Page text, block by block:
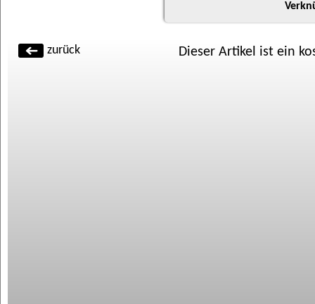
zurück Dieser Artikel ist ein